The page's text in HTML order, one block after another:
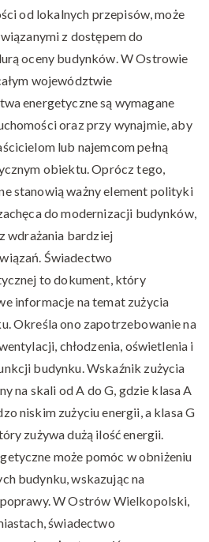
od lokalnych przepisów, może
z dostępem do
oceny budynków. W Ostrowie
województwie
energetyczne są wymagane
oraz przy wynajmie, aby
lub najemcom pełną
obiektu. Oprócz tego,
stanowią ważny element polityki
do modernizacji budynków,
wdrażania bardziej
Świadectwo
to dokument, który
informacje na temat zużycia
Określa ono zapotrzebowanie na
chłodzenia, oświetlenia i
budynku. Wskaźnik zużycia
na skali od A do G, gdzie klasa A
niskim zużyciu energii, a klasa G
zużywa dużą ilość energii.
może pomóc w obniżeniu
budynku, wskazując na
W Ostrów Wielkopolski,
świadectwo